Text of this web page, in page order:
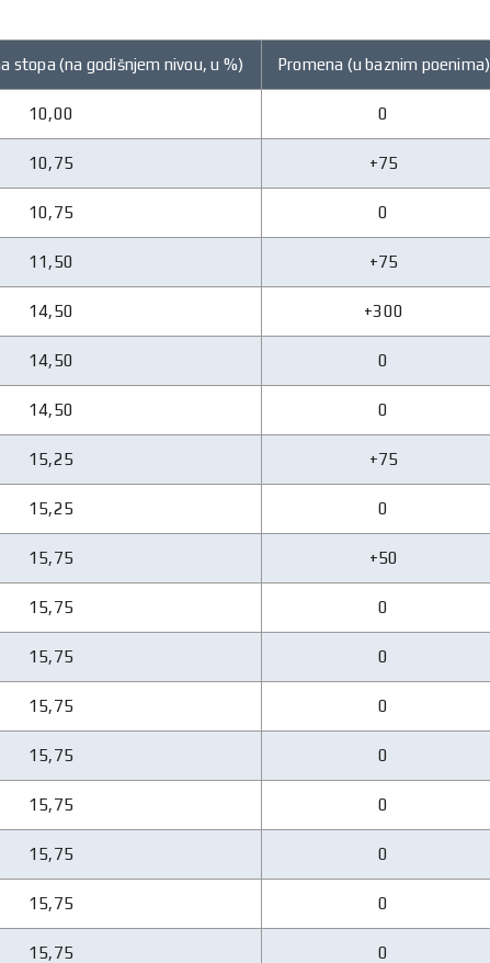
stopa (na godišnjem nivou, u %) Promena (u baznim poenima)
10,00 0
10,75 +75
10,75 0
11,50 +75
14,50 +300
14,50 0
14,50 0
15,25 +75
15,25 0
15,75 +50
15,75 0
15,75 0
15,75 0
15,75 0
15,75 0
15,75 0
15,75 0
15,75 0